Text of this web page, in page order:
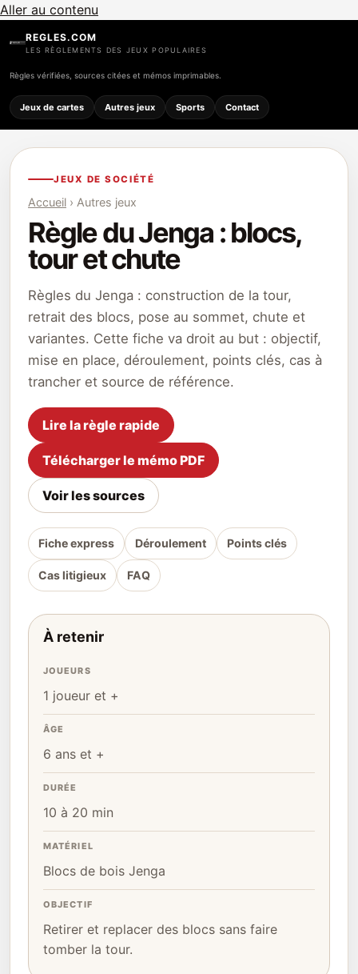
Aller au contenu
REGLES.COM
LES RÈGLEMENTS DES JEUX POPULAIRES
Règles vérifiées, sources citées et mémos imprimables.
Jeux de cartes Autres jeux Sports Contact
JEUX DE SOCIÉTÉ
Accueil › Autres jeux
Règle du Jenga : blocs,
tour et chute
Règles du Jenga : construction de la tour,
retrait des blocs, pose au sommet, chute et
variantes. Cette fiche va droit au but : objectif,
mise en place, déroulement, points clés, cas à
trancher et source de référence.
Lire la règle rapide
Télécharger le mémo PDF
Voir les sources
Fiche express Déroulement Points clés
Cas litigieux FAQ
À retenir
JOUEURS
1 joueur et +
ÂGE
6 ans et +
DURÉE
10 à 20 min
MATÉRIEL
Blocs de bois Jenga
OBJECTIF
Retirer et replacer des blocs sans faire
tomber la tour.